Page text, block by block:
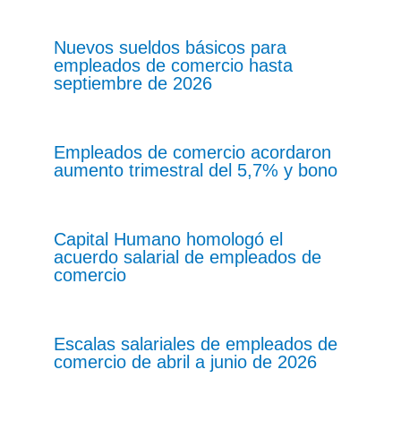
Nuevos sueldos básicos para
empleados de comercio hasta
septiembre de 2026
Empleados de comercio acordaron
aumento trimestral del 5,7% y bono
Capital Humano homologó el
acuerdo salarial de empleados de
comercio
Escalas salariales de empleados de
comercio de abril a junio de 2026